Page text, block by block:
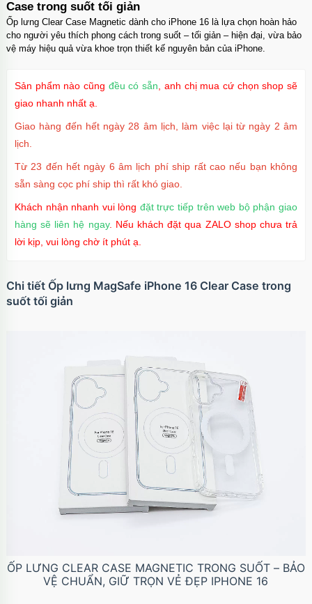
Case trong suốt tối giản
Ốp lưng Clear Case Magnetic dành cho iPhone 16 là lựa chọn hoàn hảo
cho người yêu thích phong cách trong suốt – tối giản – hiện đại, vừa bảo
vệ máy hiệu quả vừa khoe trọn thiết kế nguyên bản của iPhone.
Sản phẩm nào cũng đều có sẵn , anh chị mua cứ chọn shop sẽ
giao nhanh nhất ạ.
Giao hàng đến hết ngày 28 âm lịch, làm việc lại từ ngày 2 âm
lịch.
Từ 23 đến hết ngày 6 âm lịch phí ship rất cao nếu bạn không
sẵn sàng cọc phí ship thì rất khó giao.
Khách nhận nhanh vui lòng đặt trực tiếp trên web bộ phận giao
hàng sẽ liên hệ ngay. Nếu khách đặt qua ZALO shop chưa trả
lời kịp, vui lòng chờ ít phút ạ.
Chi tiết Ốp lưng MagSafe iPhone 16 Clear Case trong
suốt tối giản
ỐP LƯNG CLEAR CASE MAGNETIC TRONG SUỐT – BẢO
VỆ CHUẨN, GIỮ TRỌN VẺ ĐẸP IPHONE 16